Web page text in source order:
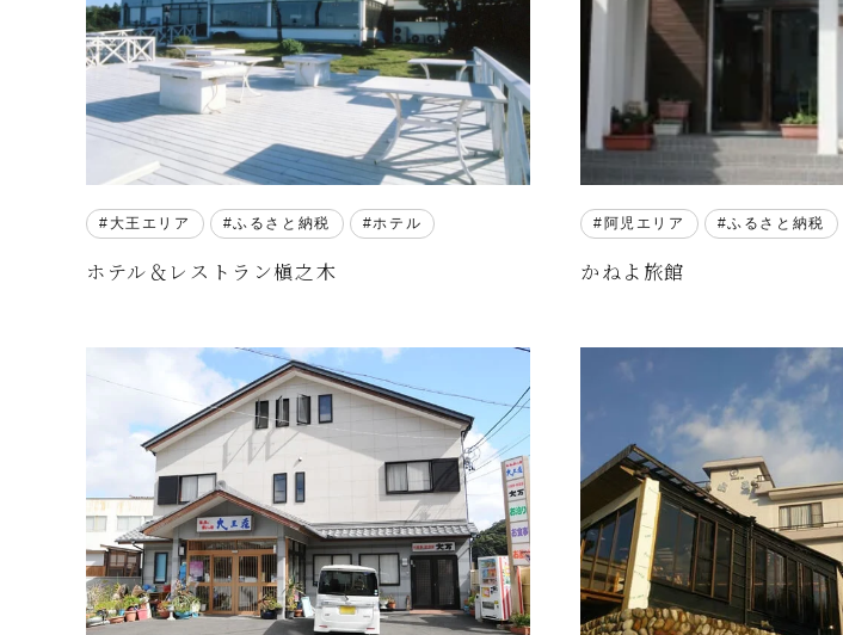
大王エリア ふるさと納税 ホテル
ホテル＆レストラン槇之木
阿児エリア ふるさと納税
かねよ旅館